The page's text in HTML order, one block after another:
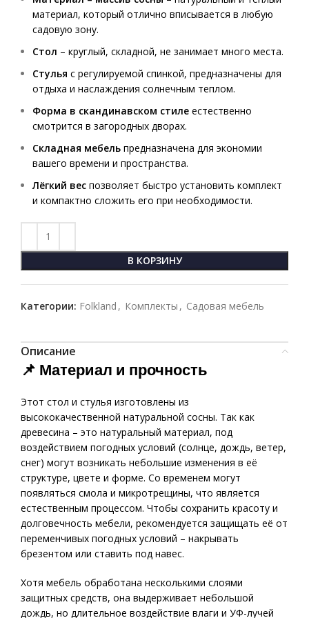
материал, который отлично вписывается в любую
садовую зону.
Стол – круглый, складной, не занимает много места.
Стулья с регулируемой спинкой, предназначены для
отдыха и наслаждения солнечным теплом.
Форма в скандинавском стиле естественно
смотрится в загородных дворах.
Складная мебель предназначена для экономии
вашего времени и пространства.
Лёгкий вес позволяет быстро установить комплект
и компактно сложить его при необходимости.
В КОРЗИНУ
Категории: Folkland , Комплекты , Садовая мебель
Описание
📌 Материал и прочность
Этот стол и стулья изготовлены из
высококачественной натуральной сосны. Так как
древесина – это натуральный материал, под
воздействием погодных условий (солнце, дождь, ветер,
снег) могут возникать небольшие изменения в её
структуре, цвете и форме. Со временем могут
появляться смола и микротрещины, что является
естественным процессом. Чтобы сохранить красоту и
долговечность мебели, рекомендуется защищать её от
переменчивых погодных условий – накрывать
брезентом или ставить под навес.
Хотя мебель обработана несколькими слоями
защитных средств, она выдерживает небольшой
дождь, но длительное воздействие влаги и УФ-лучей